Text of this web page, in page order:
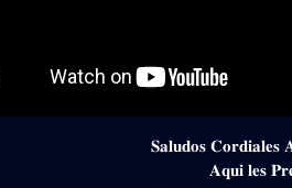
𝐒𝐚𝐥𝐮𝐝𝐨𝐬 𝐂𝐨𝐫𝐝𝐢𝐚𝐥𝐞𝐬
𝐀𝐪𝐮𝐢 𝐥𝐞𝐬